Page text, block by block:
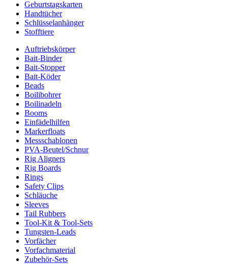
Geburtstagskarten
Handtücher
Schlüsselanhänger
Stofftiere
Auftriebskörper
Bait-Binder
Bait-Stopper
Bait-Köder
Beads
Boilibohrer
Boilinadeln
Booms
Einfädelhilfen
Markerfloats
Messschablonen
PVA-Beutel/Schnur
Rig Aligners
Rig Boards
Rings
Safety Clips
Schläuche
Sleeves
Tail Rubbers
Tool-Kit & Tool-Sets
Tungsten-Leads
Vorfächer
Vorfachmaterial
Zubehör-Sets